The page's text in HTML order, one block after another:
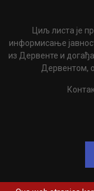
Циљ листа је
информисање
из Дервенте и
Дервентом,